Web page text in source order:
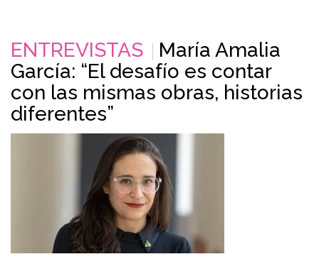
ENTREVISTAS
María Amalia
García: “El desafío es contar
con las mismas obras, historias
diferentes”